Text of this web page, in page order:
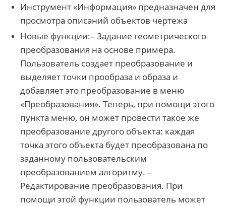
Инструмент «Информация» предназначен для
просмотра описаний объектов чертежа
Новые функции:– Задание геометрического
преобразования на основе примера.
Пользователь создает преобразование и
выделяет точки прообраза и образа и
добавляет это преобразование в меню
«Преобразования». Теперь, при помощи этого
пункта меню, он может провести такое же
преобразование другого объекта: каждая
точка этого объекта будет преобразована по
заданному пользовательским
преобразованием алгоритму. –
Редактирование преобразования. При
помощи этой функции пользователь может